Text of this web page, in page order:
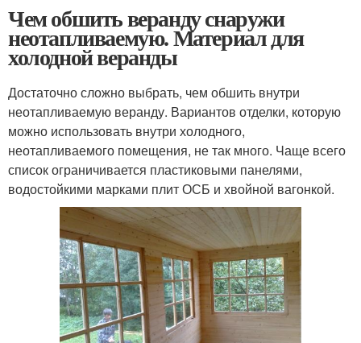
Чем обшить веранду снаружи
неотапливаемую. Материал для
холодной веранды
Достаточно сложно выбрать, чем обшить внутри
неотапливаемую веранду. Вариантов отделки, которую
можно использовать внутри холодного,
неотапливаемого помещения, не так много. Чаще всего
список ограничивается пластиковыми панелями,
водостойкими марками плит ОСБ и хвойной вагонкой.